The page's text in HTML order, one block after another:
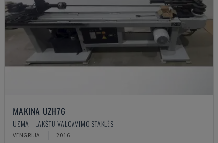
MAKINA UZH76
UZMA - LAKŠTŲ VALCAVIMO STAKLĖS
VENGRIJA 2016